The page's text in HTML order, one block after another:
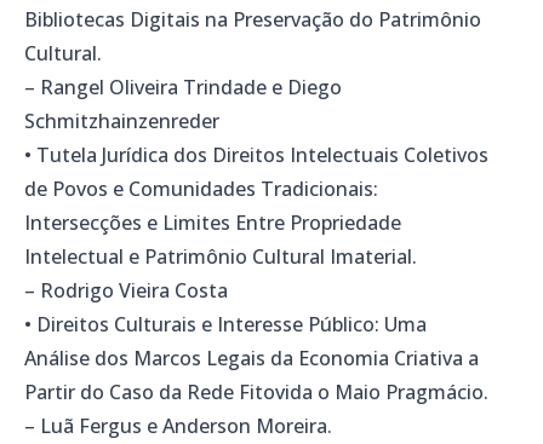
Bibliotecas Digitais na Preservação do Patrimônio
Cultural.
– Rangel Oliveira Trindade e Diego
Schmitzhainzenreder
• Tutela Jurídica dos Direitos Intelectuais Coletivos
de Povos e Comunidades Tradicionais:
Intersecções e Limites Entre Propriedade
Intelectual e Patrimônio Cultural Imaterial.
– Rodrigo Vieira Costa
• Direitos Culturais e Interesse Público: Uma
Análise dos Marcos Legais da Economia Criativa a
Partir do Caso da Rede Fitovida o Maio Pragmácio.
– Luã Fergus e Anderson Moreira.